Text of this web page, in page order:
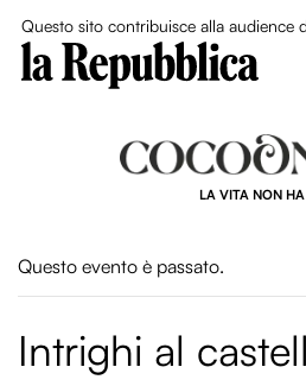
Questo sito contribuisce alla audience
LA VITA NON
Questo evento è passato.
Intrighi al